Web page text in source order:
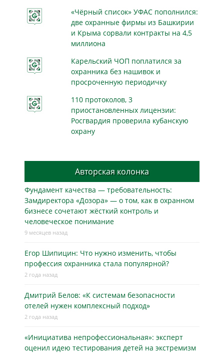
«Чёрный список» УФАС пополнился:
две охранные фирмы из Башкирии
и Крыма сорвали контракты на 4,5
миллиона
Карельский ЧОП поплатился за
охранника без нашивок и
просроченную периодичку
110 протоколов, 3
приостановленных лицензии:
Росгвардия проверила кубанскую
охрану
Авторская колонка
Фундамент качества — требовательность:
Замдиректора «Дозора» — о том, как в охранном
бизнесe сочетают жёсткий контроль и
человеческое понимание
9 месяцев назад
Егор Шипицин: Что нужно изменить, чтобы
профессия охранника стала популярной?
2 года назад
Дмитрий Белов: «К системам безопасности
отелей нужен комплексный подход»
2 года назад
«Инициатива непрофессиональная»: эксперт
оценил идею тестирования детей на экстремизм